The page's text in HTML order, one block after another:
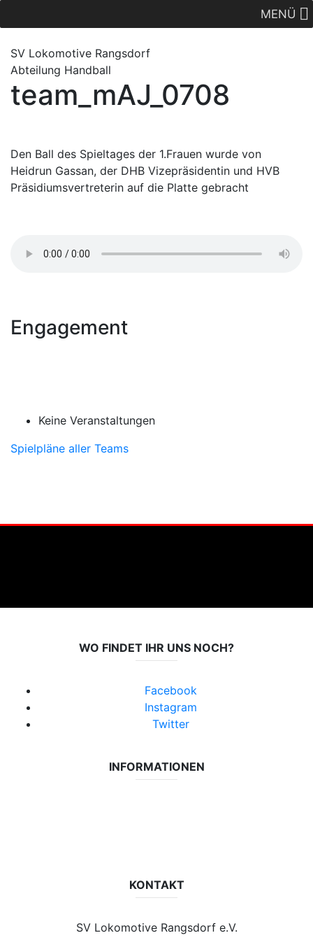
MENÜ
SV Lokomotive Rangsdorf
Abteilung Handball
team_mAJ_0708
Den Ball des Spieltages der 1.Frauen wurde von
Heidrun Gassan, der DHB Vizepräsidentin und HVB
Präsidiumsvertreterin auf die Platte gebracht
Engagement
Keine Veranstaltungen
Spielpläne aller Teams
WO FINDET IHR UNS NOCH?
Facebook
Instagram
Twitter
INFORMATIONEN
KONTAKT
SV Lokomotive Rangsdorf e.V.